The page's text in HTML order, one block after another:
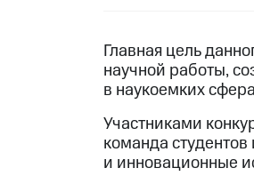
Главная цель
научной работы,
в наукоемких
Участниками
команда
и инновационные